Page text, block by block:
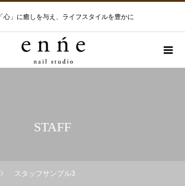
心」に癒しを与え、ライフスタイルを豊かに
STAFF
スタッフサンプル3